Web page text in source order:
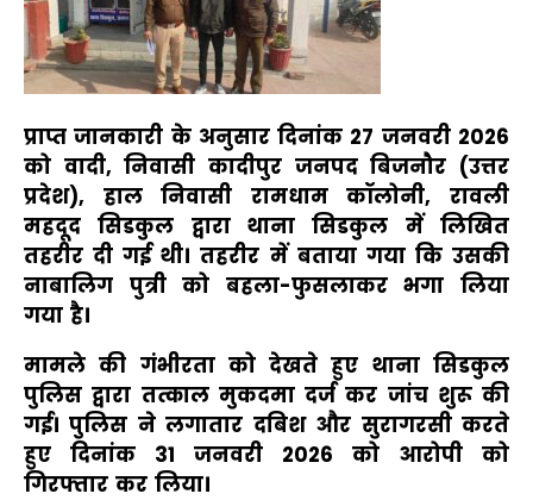
प्राप्त जानकारी के अनुसार दिनांक 27 जनवरी 2026
को वादी, निवासी कादीपुर जनपद बिजनौर (उत्तर
प्रदेश), हाल निवासी रामधाम कॉलोनी, रावली
महदूद सिडकुल द्वारा थाना सिडकुल में लिखित
तहरीर दी गई थी। तहरीर में बताया गया कि उसकी
नाबालिग पुत्री को बहला-फुसलाकर भगा लिया
गया है।
मामले की गंभीरता को देखते हुए थाना सिडकुल
पुलिस द्वारा तत्काल मुकदमा दर्ज कर जांच शुरू की
गई। पुलिस ने लगातार दबिश और सुरागरसी करते
हुए दिनांक 31 जनवरी 2026 को आरोपी को
गिरफ्तार कर लिया।